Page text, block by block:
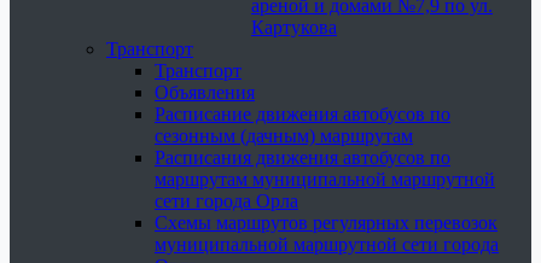
ареной и домами №7,9 по ул.
Картукова
Транспорт
Транспорт
Объявления
Расписание движения автобусов по
сезонным (дачным) маршрутам
Расписания движения автобусов по
маршрутам муниципальной маршрутной
сети города Орла
Схемы маршрутов регулярных перевозок
муниципальной маршрутной сети города